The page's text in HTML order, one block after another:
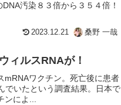
汚染８３倍から３５４倍！
2023.12.21 桑野 一哉
ィルスRNAが！
mRNAワクチン。死亡後に患者
でいたという調査結果。日本で
ンによ...